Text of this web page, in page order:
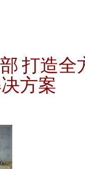
打造全
方案